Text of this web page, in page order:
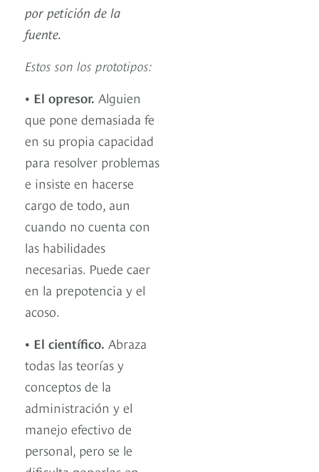
por petición de la
fuente.
Estos son los prototipos:
• El opresor. Alguien
que pone demasiada fe
en su propia capacidad
para resolver problemas
e insiste en hacerse
cargo de todo, aun
cuando no cuenta con
las habilidades
necesarias. Puede caer
en la prepotencia y el
acoso.
• El científico. Abraza
todas las teorías y
conceptos de la
administración y el
manejo efectivo de
personal, pero se le